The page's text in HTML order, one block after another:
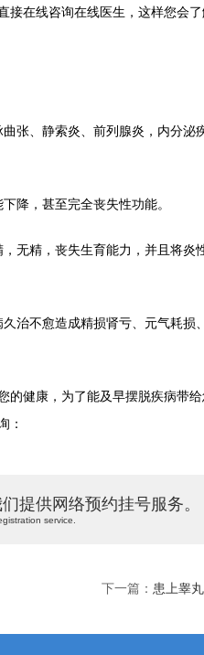
在线咨询在线医生，这样您会了
、静索炎、前列腺炎，内分泌
，甚至完全丧失性功能。
精，丧失生育能力，并且将炎
不愈造成精损肾亏、元气耗损
的健康，为了能及早摆脱疾病带
：
提供网络预约挂号服务。
service.
下一篇： 患上睾